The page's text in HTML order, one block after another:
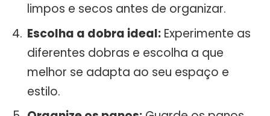
limpos e secos antes de organizar.
Escolha a dobra ideal: Experimente as
diferentes dobras e escolha a que
melhor se adapta ao seu espaço e
estilo.